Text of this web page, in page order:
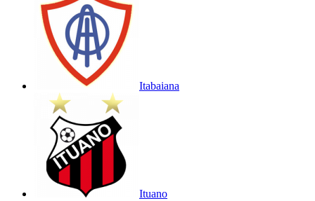
Itabaiana
Ituano